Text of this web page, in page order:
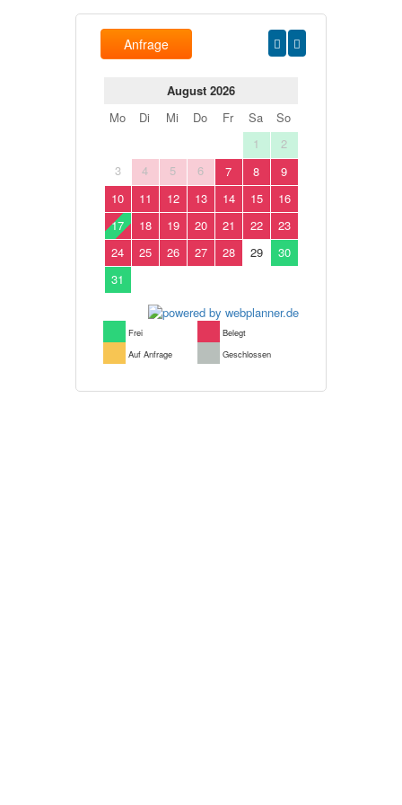
Anfrage
August 2026
Mo
Di Mi Do Fr Sa
So
1
2
3
4 5 6 7 8
9
10
11 12 13 14 15
16
17
18 19 20 21 22
23
24
25 26 27 28 29
30
31
Frei
Belegt
Auf Anfrage
Geschlossen